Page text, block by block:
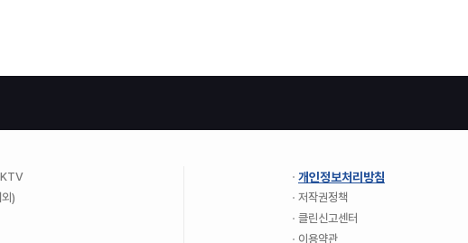
KTV
)
개인정보처리방침
저작권정책
클린신고센터
이용약관